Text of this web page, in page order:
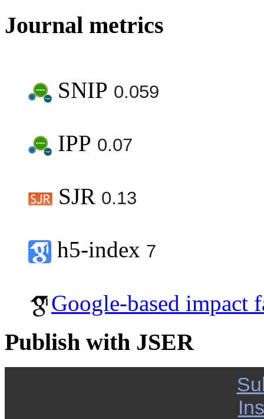
Journal metrics
SNIP 0.059
IPP 0.07
SJR 0.13
h5-index 7
Google-based impact
Publish with JSER